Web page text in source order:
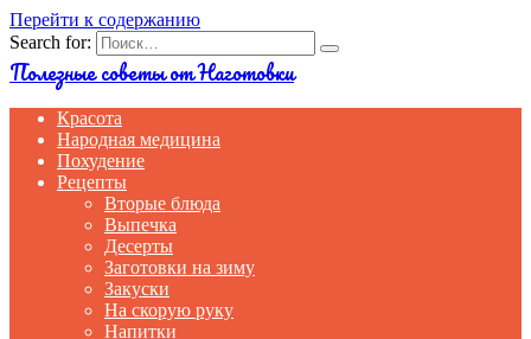
Перейти к содержанию
Search for:
Полезные советы от Наготовки
Красота
Народная медицина
Похудение
Рецепты
Вторые блюда
Выпечка
Десерты
Заготовки на зиму
Закуски
На скорую руку
Напитки